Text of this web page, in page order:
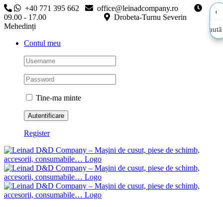
Skip
to
content
+40 771 395 662
office@leinadcompany.ro
09.00 - 17.00
Drobeta-Turnu Severin
Mehedinți
Contul meu
Tine-ma minte
Register
Caută
Caută